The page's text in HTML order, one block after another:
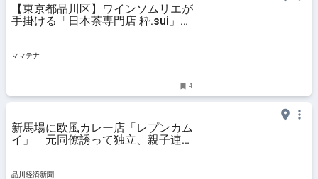
【東京都品川区】ワインソムリエが
手掛ける「日本茶専門店 粋.sui」が
ママテナ
4
新馬場に欧風カレー店「レプンカム
イ」 元同僚誘って独立、親子連れ
品川経済新聞